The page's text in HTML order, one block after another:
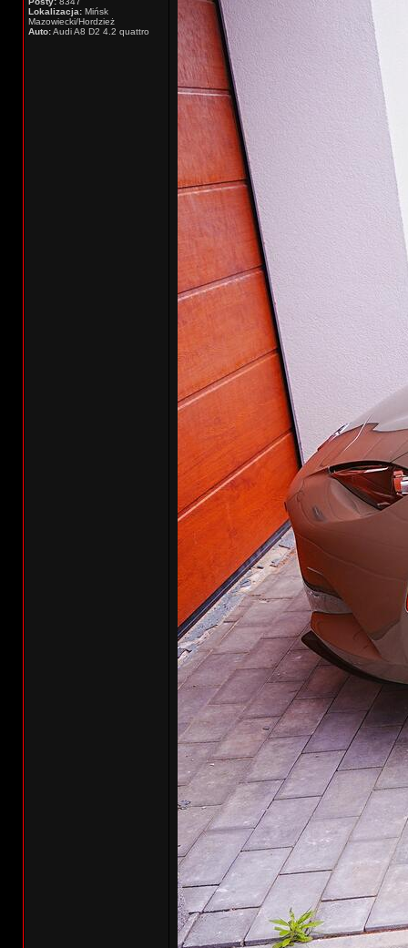
Lokalizacja: Mińsk
Mazowiecki/Hordzież
Auto:Audi A8 D2 4.2 quattro